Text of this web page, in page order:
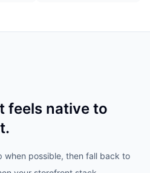
feels native to
when possible, then fall back to